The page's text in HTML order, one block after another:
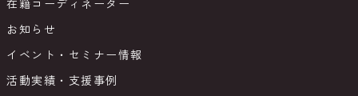
在籍コーディネーター
お知らせ
イベント・セミナー情報
活動実績・支援事例